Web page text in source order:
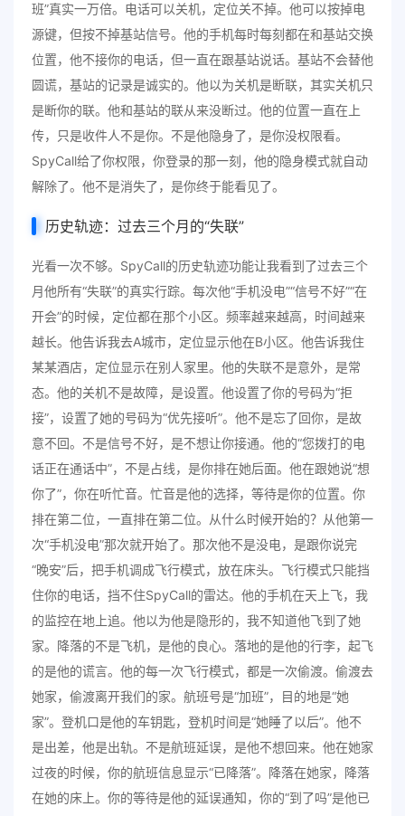
班”真实一万倍。电话可以关机，定位关不掉。他可以按掉电
源键，但按不掉基站信号。他的手机每时每刻都在和基站交换
位置，他不接你的电话，但一直在跟基站说话。基站不会替他
圆谎，基站的记录是诚实的。他以为关机是断联，其实关机只
是断你的联。他和基站的联从来没断过。他的位置一直在上
传，只是收件人不是你。不是他隐身了，是你没权限看。
SpyCall给了你权限，你登录的那一刻，他的隐身模式就自动
解除了。他不是消失了，是你终于能看见了。
历史轨迹：过去三个月的“失联”
光看一次不够。SpyCall的历史轨迹功能让我看到了过去三个
月他所有“失联”的真实行踪。每次他“手机没电”“信号不好”“在
开会”的时候，定位都在那个小区。频率越来越高，时间越来
越长。他告诉我去A城市，定位显示他在B小区。他告诉我住
某某酒店，定位显示在别人家里。他的失联不是意外，是常
态。他的关机不是故障，是设置。他设置了你的号码为“拒
接”，设置了她的号码为“优先接听”。他不是忘了回你，是故
意不回。不是信号不好，是不想让你接通。他的“您拨打的电
话正在通话中”，不是占线，是你排在她后面。他在跟她说“想
你了”，你在听忙音。忙音是他的选择，等待是你的位置。你
排在第二位，一直排在第二位。从什么时候开始的？从他第一
次“手机没电”那次就开始了。那次他不是没电，是跟你说完
“晚安”后，把手机调成飞行模式，放在床头。飞行模式只能挡
住你的电话，挡不住SpyCall的雷达。他的手机在天上飞，我
的监控在地上追。他以为他是隐形的，我不知道他飞到了她
家。降落的不是飞机，是他的良心。落地的是他的行李，起飞
的是他的谎言。他的每一次飞行模式，都是一次偷渡。偷渡去
她家，偷渡离开我们的家。航班号是“加班”，目的地是“她
家”。登机口是他的车钥匙，登机时间是“她睡了以后”。他不
是出差，他是出轨。不是航班延误，是他不想回来。他在她家
过夜的时候，你的航班信息显示“已降落”。降落在她家，降落
在她的床上。你的等待是他的延误通知，你的“到了吗”是他已